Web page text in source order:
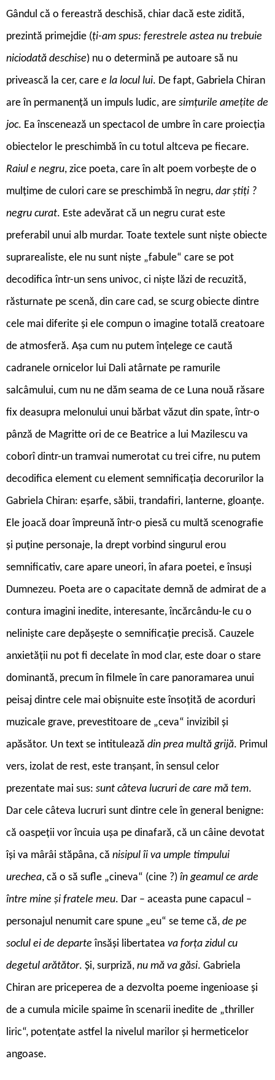
Gândul că o fereastră deschisă, chiar dacă este zidită,
prezintă primejdie (ți-am spus: ferestrele astea nu trebuie
niciodată deschise) nu o determină pe autoare să nu
privească la cer, care e la locul lui. De fapt, Gabriela Chiran
are în permanență un impuls ludic, are simțurile amețite de
joc. Ea înscenează un spectacol de umbre în care proiecția
obiectelor le preschimbă în cu totul altceva pe fiecare.
Raiul e negru, zice poeta, care în alt poem vorbește de o
mulțime de culori care se preschimbă în negru, dar știți ?
negru curat. Este adevărat că un negru curat este
preferabil unui alb murdar. Toate textele sunt niște obiecte
suprarealiste, ele nu sunt niște „fabule“ care se pot
decodifica într-un sens univoc, ci niște lăzi de recuzită,
răsturnate pe scenă, din care cad, se scurg obiecte dintre
cele mai diferite și ele compun o imagine totală creatoare
de atmosferă. Așa cum nu putem înțelege ce caută
cadranele ornicelor lui Dali atârnate pe ramurile
salcâmului, cum nu ne dăm seama de ce Luna nouă răsare
fix deasupra melonului unui bărbat văzut din spate, într-o
pânză de Magritte ori de ce Beatrice a lui Mazilescu va
coborî dintr-un tramvai numerotat cu trei cifre, nu putem
decodifica element cu element semnificația decorurilor la
Gabriela Chiran: eșarfe, săbii, trandafiri, lanterne, gloanțe.
Ele joacă doar împreună într-o piesă cu multă scenografie
și puține personaje, la drept vorbind singurul erou
semnificativ, care apare uneori, în afara poetei, e însuși
Dumnezeu. Poeta are o capacitate demnă de admirat de a
contura imagini inedite, interesante, încărcându-le cu o
neliniște care depășește o semnificație precisă. Cauzele
anxietății nu pot fi decelate în mod clar, este doar o stare
dominantă, precum în filmele în care panoramarea unui
peisaj dintre cele mai obișnuite este însoțită de acorduri
muzicale grave, prevestitoare de „ceva“ invizibil și
apăsător. Un text se intitulează din prea multă grijă. Primul
vers, izolat de rest, este tranșant, în sensul celor
prezentate mai sus: sunt câteva lucruri de care mă tem.
Dar cele câteva lucruri sunt dintre cele în general benigne:
că oaspeții vor încuia ușa pe dinafară, că un câine devotat
își va mârâi stăpâna, că nisipul îi va umple timpului
urechea, că o să sufle „cineva“ (cine ?) în geamul ce arde
între mine și fratele meu. Dar – aceasta pune capacul –
personajul nenumit care spune „eu“ se teme că, de pe
soclul ei de departeînsăși libertatea va forța zidul cu
degetul arătător. Și, surpriză, nu mă va găsi. Gabriela
Chiran are priceperea de a dezvolta poeme ingenioase și
de a cumula micile spaime în scenarii inedite de „thriller
liric“, potențate astfel la nivelul marilor și hermeticelor
angoase.